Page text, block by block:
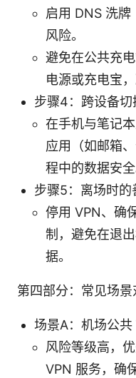
启用 DNS 洗牌
风险。
避免在公共充
电源或充电宝
步骤4：跨设备切
在手机与笔记
应用（如邮箱
程中的数据安全
步骤5：离场时的
停用 VPN、确
制，避免在退
据。
第四部分：常见场
场景A：机场公共
风险等级高，
VPN 服务，确